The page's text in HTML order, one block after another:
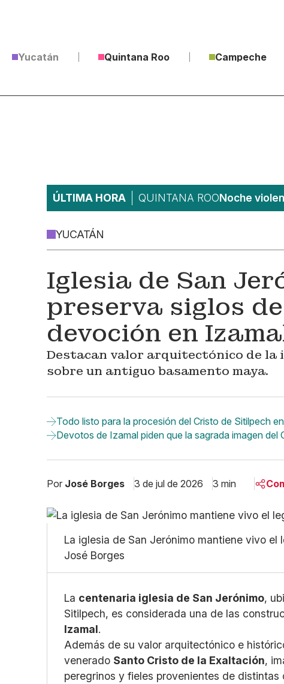
Yucatán Quintana Roo Campeche
ÚLTIMA HORA QUINTANA ROONoche
YUCATÁN
Iglesia de San
preserva siglos
devoción en
Destacan valor arquitectónico de la
sobre un antiguo basamento maya.
Todo listo para la procesión del Cristo de Sitilpech
Devotos de Izamal piden que la sagrada imagen del
Por José Borges 3 de jul de 2026 3 min
La iglesia de San Jerónimo mantiene vivo
José Borges
La centenaria iglesia de San Jerónimo,
Sitilpech, es considerada una de las
Izamal.
Además de su valor arquitectónico e
venerado Santo Cristo de la Exaltación,
peregrinos y fieles provenientes de distintas